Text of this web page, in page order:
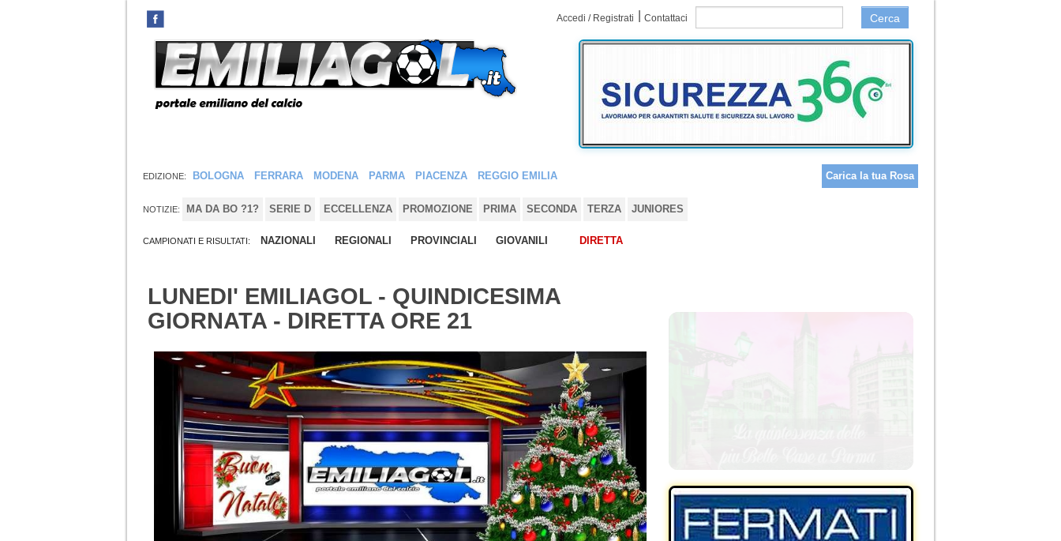
Accedi / Registrati Contattaci Cerca
EDIZIONE: BOLOGNA FERRARA MODENA PARMA PIACENZA REGGIO EMILIA Carica la tua Rosa
NOTIZIE: MA DA BO ?1? SERIE D ECCELLENZA PROMOZIONE PRIMA SECONDA TERZA JUNIORES
CAMPIONATI E RISULTATI: NAZIONALI REGIONALI PROVINCIALI GIOVANILI DIRETTA
LUNEDI' EMILIAGOL - QUINDICESIMA
GIORNATA - DIRETTA ORE 21